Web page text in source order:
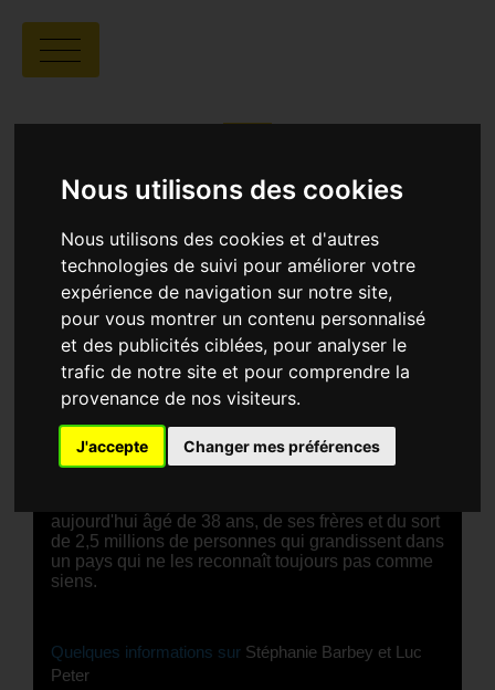
Nous utilisons des cookies
Nous utilisons des cookies et d'autres
technologies de suivi pour améliorer votre
expérience de navigation sur notre site,
pour vous montrer un contenu personnalisé
et des publicités ciblées, pour analyser le
trafic de notre site et pour comprendre la
provenance de nos visiteurs.
J'accepte Changer mes préférences
Stéphanie Barbey et Luc Peter | 01:23 |
Suisse, Allemagne
SYNOPSIS
À l'âge de 9 ans, Carlos arrive du Mexique à
Chicago avec ses trois frères et ses parents. Le
Selon la loi américaine, Carlos est désormais
considéré comme sans-papiers. La moindre erreur
aujourd'hui âgé de 38 ans, de ses frères et du sort
de 2,5 millions de personnes qui grandissent dans
un pays qui ne les reconnaît toujours pas comme
siens.
Quelques informations sur Stéphanie Barbey et Luc
Peter